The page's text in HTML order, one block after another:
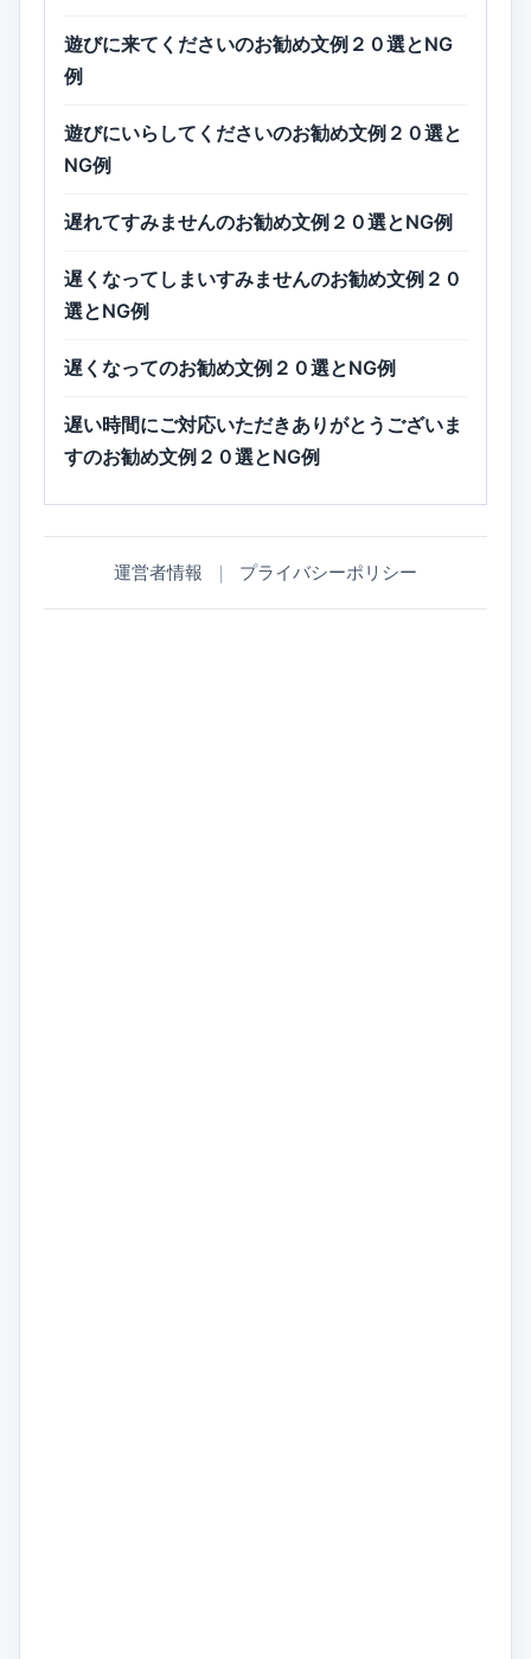
遊びに来てくださいのお勧め文例２０選とNG
例
遊びにいらしてくださいのお勧め文例２０選と
NG例
遅れてすみませんのお勧め文例２０選とNG例
遅くなってしまいすみませんのお勧め文例２０
選とNG例
遅くなってのお勧め文例２０選とNG例
遅い時間にご対応いただきありがとうございま
すのお勧め文例２０選とNG例
運営者情報 ｜ プライバシーポリシー